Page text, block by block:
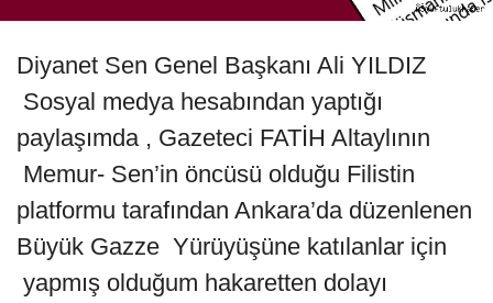
Diyanet Sen Genel Başkanı Ali YILDIZ
Sosyal medya hesabından yaptığı
paylaşımda , Gazeteci FATİH Altaylının
Memur- Sen’in öncüsü olduğu Filistin
platformu tarafından Ankara’da düzenlenen
Büyük Gazze Yürüyüşüne katılanlar için
yapmış olduğum hakaretten dolayı